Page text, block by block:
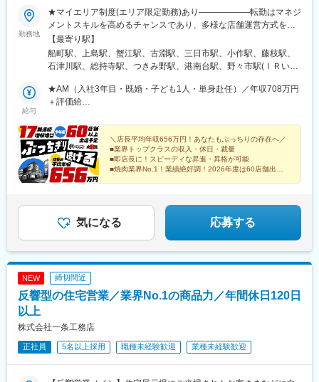
ランド駅、三宮駅(神戸市営)、県庁前駅(兵庫県)、大倉山駅(兵庫
県)、三ノ宮駅、市民広場駅、計算科学センター駅、貿易センター
駅、灘駅、天神南駅、天神駅、平和通駅、博多駅、白木原駅、春
日原駅、渡辺通駅、恵庭駅、新さっぽろ駅、西１１丁目駅、バス
センター前駅、豊水すすきの駅、中央区役所前駅、東本願寺前
駅、西１５丁目駅、泉中央駅、古川駅、中野栄駅、広瀬通駅、岩
切駅、上島駅、高塚駅、遠州小松駅、日吉町駅、曳馬駅、積志
駅、みらい平駅、竜ケ崎駅、研究学園駅、玖村駅、井口駅(広島
県)、比治山下駅、矢野駅、向洋駅、岡山駅前駅、三菱自工前駅、
ケ原駅、明野駅、新鵜沼駅、小泉駅、多治見駅、上呂駅、南草津
駅、手原駅、栗東駅、上所駅、白山駅(新潟県)、高崎駅、境町駅、
新伊勢崎駅、小山駅、東宿郷駅、清陵高校前駅、湯本駅、郡山駅
(福島県)、郡山富田駅、てだこ浦西駅、美栄橋駅、壺川駅、安里
駅、都通駅、栗野駅、真幸駅、水前寺駅、藤崎宮前駅、河原町駅
崎駅、青森駅、吹越駅、西金沢駅、西泉駅、銀座一丁目駅、新板
橋駅、東銀座駅、さっぽろ駅、仙台駅、虎ノ門ヒルズ駅、新静岡
駅、近鉄名古屋駅、北鉄金沢駅、稲荷町駅(広島県)、櫛田神社前
駅、旭橋駅、住吉駅(東京都)、表参道駅、恵比寿駅、代々木八幡
駅、原宿駅、参宮橋駅、西早稲田駅、麹町駅、東新宿駅、新宿
駅、二重橋前駅、秋葉原駅、上野駅、鶯谷駅、京急蒲田駅、宝町
駅(東京都)、月島駅、茅場町駅、築地駅、三越前駅、新橋駅、中野
新橋駅、下神明駅、新馬場駅、反町駅、鶴見駅、六郷土手駅、高
駅、新杉田駅、東千葉駅、市川駅、千葉駅、県庁前駅(千葉県)、東
海神駅、北与野駅、加茂宮駅、谷町九丁目駅、天満橋駅、大阪難
波駅、大阪城公園駅、京橋駅(大阪府)、四ツ橋駅、玉造駅、日本橋
駅(大阪府)、なにわ橋駅、肥後橋駅、阿波座駅、名古屋城駅、大須
観音駅、栄町駅(愛知県)、祇園四条駅、興戸駅、撮影所前駅、蚕ノ
勤務地
★マイエリア制度(エリア限定勤務)あり――――――転勤はマネジ
メントスキルを高めるチャンスであり、多様な店舗運営方式を学
べる機会ではありますが、ライフステージにあわせた働き方がで
きるように転勤範囲が全国ではなく、希望エリア内になるマイエ
リア制度も導入しています！期間制限も設けず、1年後に利用解除
象は既婚者と介護者）＜全国＞北海道、岩手、宮城、山形、福
島、栃木、群馬、茨城、埼玉、神奈川、千葉、東京、山梨、静
兵庫、奈良、和歌山、岡山、愛媛、香川、広島、山口、福岡、熊
本、大分、長崎、佐賀、宮崎、鹿児島の各直営店※受動喫煙防止対
策あり※車通勤OK＜point＞★勤務時間帯や転居を伴う異動の有無
を選べるリージョナル制度も稼働中★家族手当（配偶者月1万円／
子ども1人あたり5000円）★単身赴任手当（月8万2000円＋月1回
道・光熱費のみ！★賞与年2回（平均4カ月分）※過去支給実績
100％
【最寄り駅】
船町駅、上島駅、蟹江駅、古淵駅、三日市駅、小作駅、藤枝駅、
石津川駅、総持寺駅、つきみ野駅、港南台駅、野々市駅(ＩＲいし
咲駅、東武宇都宮駅、都府楼南駅、梅島駅、上福岡駅、高座渋谷
駅、鷹の台駅、会津若松駅、西熊本駅、中野栄駅、薬師堂駅(宮城
駒沢大学駅、東川口駅、北久米駅、高宮駅(福岡県)、赤堀駅、岐南
駅、南郷１８丁目駅、新前橋駅、甲府駅、山形駅、津駅、新高岡
駅、綾羅木駅、伏石駅、新宮中央駅、久留米高校前駅、五香駅、
粟島駅、鶴崎駅、辻堂駅、土浦駅、牛久駅、本厚木駅、藤沢駅、
左石駅、新鳥栖駅、小山駅、名鉄岐阜駅、東松阪駅、大神宮下
島駅、今宿駅、茂林寺前駅、熊西駅、北久里浜駅、美濃青柳駅、
岡本駅(栃木県)、井尻駅、針中野駅、酒殿駅、高崎問屋町駅、佐賀
駅、鯖江駅、米沢駅、森本駅、朝霧駅、瓢箪山駅(大阪府)、南栄
駅、岩槻駅、東酒田駅、金沢駅、日宇駅、海の公園柴口駅、亀井
駅、古見駅(愛知県)、狛江駅、古河駅、名張駅、南福島駅、多治見
駅、武蔵境駅、郡山富田駅、上北台駅、宮崎台駅、上大岡駅、北
駅、新座駅、恩田駅、球場前駅(岡山県)、上板橋駅、石岡駅、須賀
川駅、江戸川台駅、愛宕駅(千葉県)、豊四季駅、三郷中央駅、古高
松駅、蕨駅、塚田駅、八尾駅、横堤駅、本庄駅、海老名駅(相模
給与
★AM（入社3年目・既婚・子ども1人・単身赴任）／年収708万円
＋評価給
円＋評価給
＼店長平均年収656万円！あなたもぶっちりの存在へ／
■業界トップクラスの収入・休日・裁量
■即店長に！スピーディな昇進・昇格が可能
■焼肉業界No.1！業績絶好調！2026年度は60店舗出店
気になる 応募する
NEW 締切間近
反響型の住宅営業／業界No.1の商品力／年間休日120日
以上
株式会社一条工務店
正社員 5名以上採用 職種未経験歓迎 業種未経験歓迎